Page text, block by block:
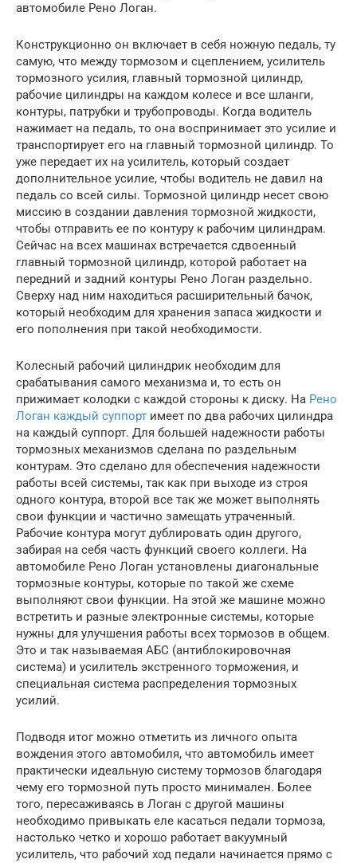
автомобиле Рено Логан.
Конструкционно он включает в себя ножную педаль, ту
самую, что между тормозом и сцеплением, усилитель
тормозного усилия, главный тормозной цилиндр,
рабочие цилиндры на каждом колесе и все шланги,
контуры, патрубки и трубопроводы. Когда водитель
нажимает на педаль, то она воспринимает это усилие и
транспортирует его на главный тормозной цилиндр. То
уже передает их на усилитель, который создает
дополнительное усилие, чтобы водитель не давил на
педаль со всей силы. Тормозной цилиндр несет свою
миссию в создании давления тормозной жидкости,
чтобы отправить ее по контуру к рабочим цилиндрам.
Сейчас на всех машинах встречается сдвоенный
главный тормозной цилиндр, которой работает на
передний и задний контуры Рено Логан раздельно.
Сверху над ним находиться расширительный бачок,
который необходим для хранения запаса жидкости и
его пополнения при такой необходимости.
Колесный рабочий цилиндрик необходим для
срабатывания самого механизма и, то есть он
прижимает колодки с каждой стороны к диску. На Рено
Логан каждый суппорт имеет по два рабочих цилиндра
на каждый суппорт. Для большей надежности работы
тормозных механизмов сделана по раздельным
контурам. Это сделано для обеспечения надежности
работы всей системы, так как при выходе из строя
одного контура, второй все так же может выполнять
свои функции и частично замещать утраченный.
Рабочие контура могут дублировать один другого,
забирая на себя часть функций своего коллеги. На
автомобиле Рено Логан установлены диагональные
тормозные контуры, которые по такой же схеме
выполняют свои функции. На этой же машине можно
встретить и разные электронные системы, которые
нужны для улучшения работы всех тормозов в общем.
Это и так называемая АБС (антиблокировочная
система) и усилитель экстренного торможения, и
специальная система распределения тормозных
усилий.
Подводя итог можно отметить из личного опыта
вождения этого автомобиля, что автомобиль имеет
практически идеальную систему тормозов благодаря
чему его тормозной путь просто минимален. Более
того, пересаживаясь в Логан с другой машины
необходимо привыкать еле касаться педали тормоза,
настолько четко и хорошо работает вакуумный
усилитель, что рабочий ход педали начинается прямо с